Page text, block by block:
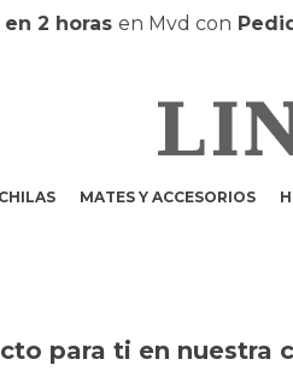
horasen Mvd conPedido
MATES Y ACCESORIOS
para ti en nuestra